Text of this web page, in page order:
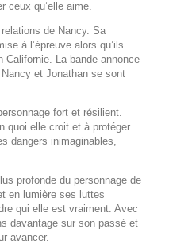
ceux qu’elle aime.
de Nancy. Sa
à l’épreuve alors qu’ils
Californie. La bande-annonce
et Jonathan se sont
fort et résilient.
quoi elle croit et à protéger
dangers inimaginables,
profonde du personnage de
en lumière ses luttes
qui elle est vraiment. Avec
davantage sur son passé et
avancer.